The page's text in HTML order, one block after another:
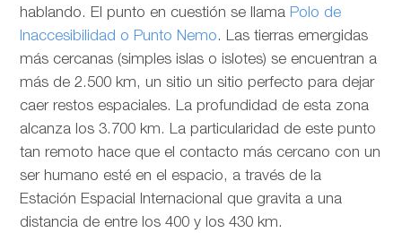
hablando. El punto en cuestión se llama Polo de
Inaccesibilidad o Punto Nemo. Las tierras emergidas
más cercanas (simples islas o islotes) se encuentran a
más de 2.500 km, un sitio un sitio perfecto para dejar
caer restos espaciales. La profundidad de esta zona
alcanza los 3.700 km. La particularidad de este punto
tan remoto hace que el contacto más cercano con un
ser humano esté en el espacio, a través de la
Estación Espacial Internacional que gravita a una
distancia de entre los 400 y los 430 km.